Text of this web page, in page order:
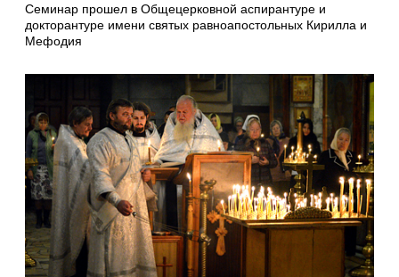
Семинар прошел в Общецерковной аспирантуре и
докторантуре имени святых равноапостольных Кирилла и
Мефодия